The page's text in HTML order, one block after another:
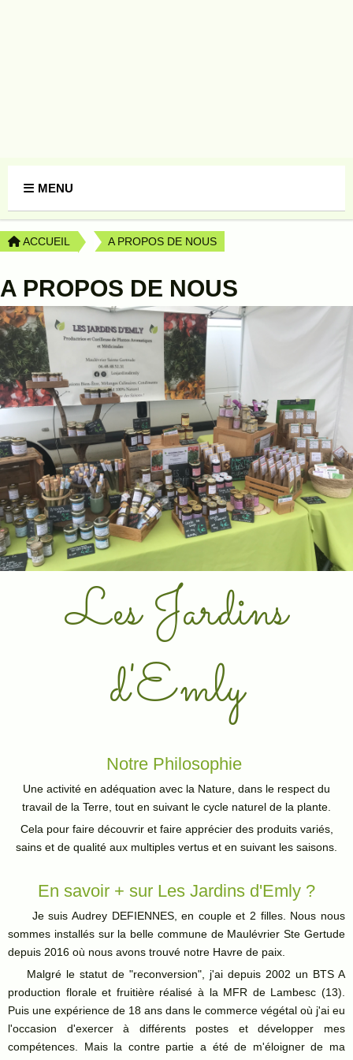
MENU
ACCUEIL A PROPOS DE NOUS
A PROPOS DE NOUS
Les Jardins
d'Emly
Notre Philosophie
Une activité en adéquation avec la Nature, dans le respect du
travail de la Terre, tout en suivant le cycle naturel de la plante.
Cela pour faire découvrir et faire apprécier des produits variés,
sains et de qualité aux multiples vertus et en suivant les saisons.
En savoir + sur Les Jardins d'Emly ?
Je suis Audrey DEFIENNES, en couple et 2 filles. Nous nous
sommes installés sur la belle commune de Maulévrier Ste Gertude
depuis 2016 où nous avons trouvé notre Havre de paix.
Malgré le statut de "reconversion", j'ai depuis 2002 un BTS A
production florale et fruitière réalisé à la MFR de Lambesc (13).
Puis une expérience de 18 ans dans le commerce végétal où j'ai eu
l'occasion d'exercer à différents postes et développer mes
compétences. Mais la contre partie a été de m'éloigner de ma